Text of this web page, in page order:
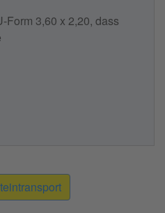
Form 3,60 x 2,20, dass